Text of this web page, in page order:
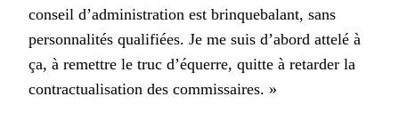
conseil d’administration est brinquebalant, sans
personnalités qualifiées. Je me suis d’abord attelé à
ça, à remettre le truc d’équerre, quitte à retarder la
contractualisation des commissaires. »